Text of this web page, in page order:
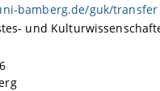
bamberg.de/guk/transfer
und